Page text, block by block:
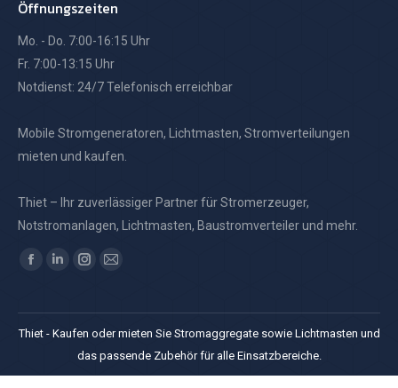
Öffnungszeiten
Mo. - Do. 7:00-16:15 Uhr
Fr. 7:00-13:15 Uhr
Notdienst: 24/7 Telefonisch erreichbar
Mobile Stromgeneratoren, Lichtmasten, Stromverteilungen
mieten und kaufen.
Thiet – Ihr zuverlässiger Partner für Stromerzeuger,
Notstromanlagen, Lichtmasten, Baustromverteiler und mehr.
Finden Sie uns auf:
Facebook
opens
in
Linkedin
opens
in
new
Instagram
opens
in
new
E-
page
opens
in
Thiet - Kaufen oder mieten Sie Stromaggregate sowie Lichtmasten und
das passende Zubehör für alle Einsatzbereiche.